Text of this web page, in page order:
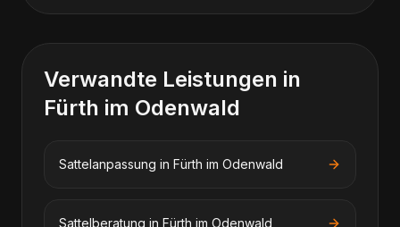
Verwandte Leistungen in
Fürth im Odenwald
Sattelanpassung in Fürth im Odenwald
Sattelberatung in Fürth im Odenwald